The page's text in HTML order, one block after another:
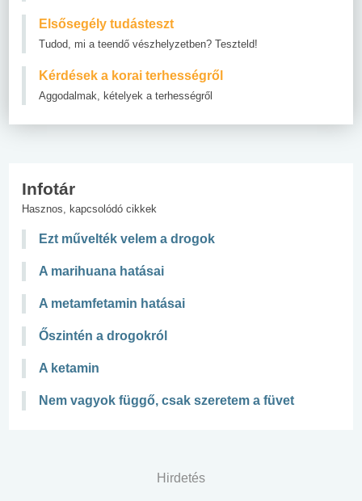
Elsősegély tudásteszt
Tudod, mi a teendő vészhelyzetben? Teszteld!
Kérdések a korai terhességről
Aggodalmak, kételyek a terhességről
Infotár
Hasznos, kapcsolódó cikkek
Ezt művelték velem a drogok
A marihuana hatásai
A metamfetamin hatásai
Őszintén a drogokról
A ketamin
Nem vagyok függő, csak szeretem a füvet
Hirdetés